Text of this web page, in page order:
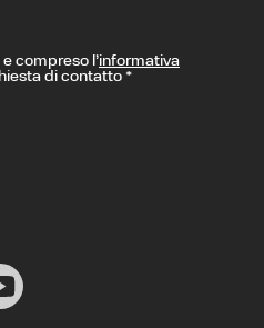
compreso l’informativa
di contatto *